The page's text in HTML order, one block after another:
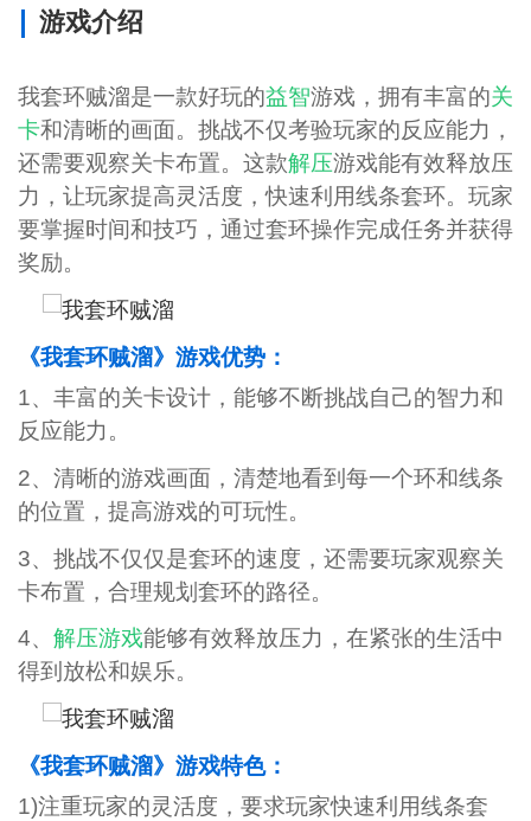
游戏介绍
我套环贼溜是一款好玩的益智游戏，拥有丰富的关
卡和清晰的画面。挑战不仅考验玩家的反应能力，
还需要观察关卡布置。这款解压游戏能有效释放压
力，让玩家提高灵活度，快速利用线条套环。玩家
要掌握时间和技巧，通过套环操作完成任务并获得
奖励。
《我套环贼溜》游戏优势：
1、丰富的关卡设计，能够不断挑战自己的智力和
反应能力。
2、清晰的游戏画面，清楚地看到每一个环和线条
的位置，提高游戏的可玩性。
3、挑战不仅仅是套环的速度，还需要玩家观察关
卡布置，合理规划套环的路径。
4、 解压游戏能够有效释放压力，在紧张的生活中
得到放松和娱乐。
《我套环贼溜》游戏特色：
1)注重玩家的灵活度，要求玩家快速利用线条套